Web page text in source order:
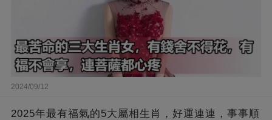
2024/09/12
2025年最有福氣的5大屬相生肖，好運連連，事事順